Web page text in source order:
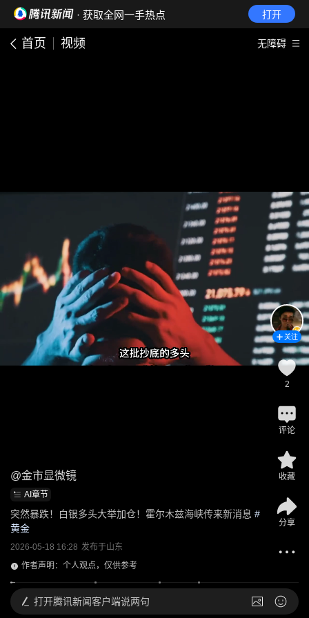
· 获取全网一手热点 打开
首页 视频 无障碍
@金市显微镜
AI章节
突然暴跌！白银多头大举加仓！霍尔木兹海峡传来新消息 #
黄金
2026-05-18 16:28 发布于山东
作者声明：个人观点，仅供参考
关注
2
评论
收藏
分享
打开腾讯新闻客户端说两句